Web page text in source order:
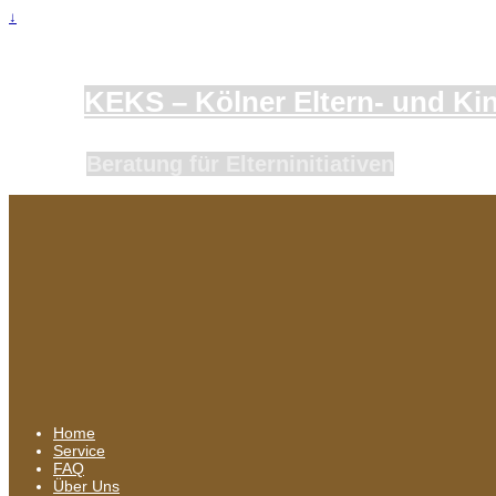
↓
KEKS – Kölner Eltern- und
Home
Service
FAQ
Über Uns